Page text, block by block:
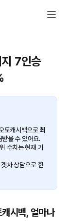
7인승
토캐시백으로 최
을 수 있어요.
수치는 현재 기
차 상담으로 한
시백, 얼마나